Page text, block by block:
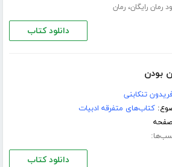
رمان رایگان،رمان
دانلود کتاب
بودن
تنکابنی
کتاب‌های متفرقه ادبیات
دانلود کتاب